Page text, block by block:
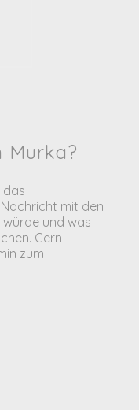
Murka?
das
mit den
würde und was
Gern
zum